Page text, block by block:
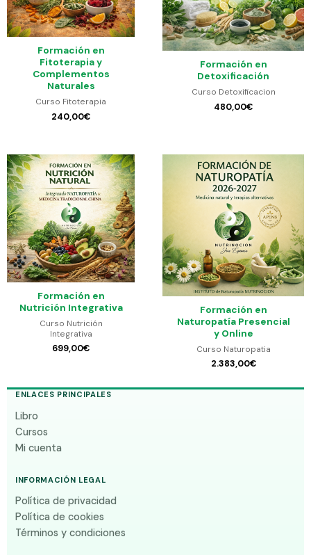
Formación en
Fitoterapia y
Complementos
Naturales
Curso Fitoterapia
240,00€
Formación en
Detoxificación
Curso Detoxificacion
480,00€
Formación en
Nutrición Integrativa
Curso Nutrición
Integrativa
699,00€
Formación en
Naturopatía Presencial
y Online
Curso Naturopatia
2.383,00€
ENLACES PRINCIPALES
Libro
Cursos
Mi cuenta
INFORMACIÓN LEGAL
Política de privacidad
Política de cookies
Términos y condiciones